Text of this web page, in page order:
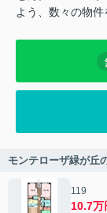
よう、数々の物件
モンテローザ緑が丘
119
10.7万